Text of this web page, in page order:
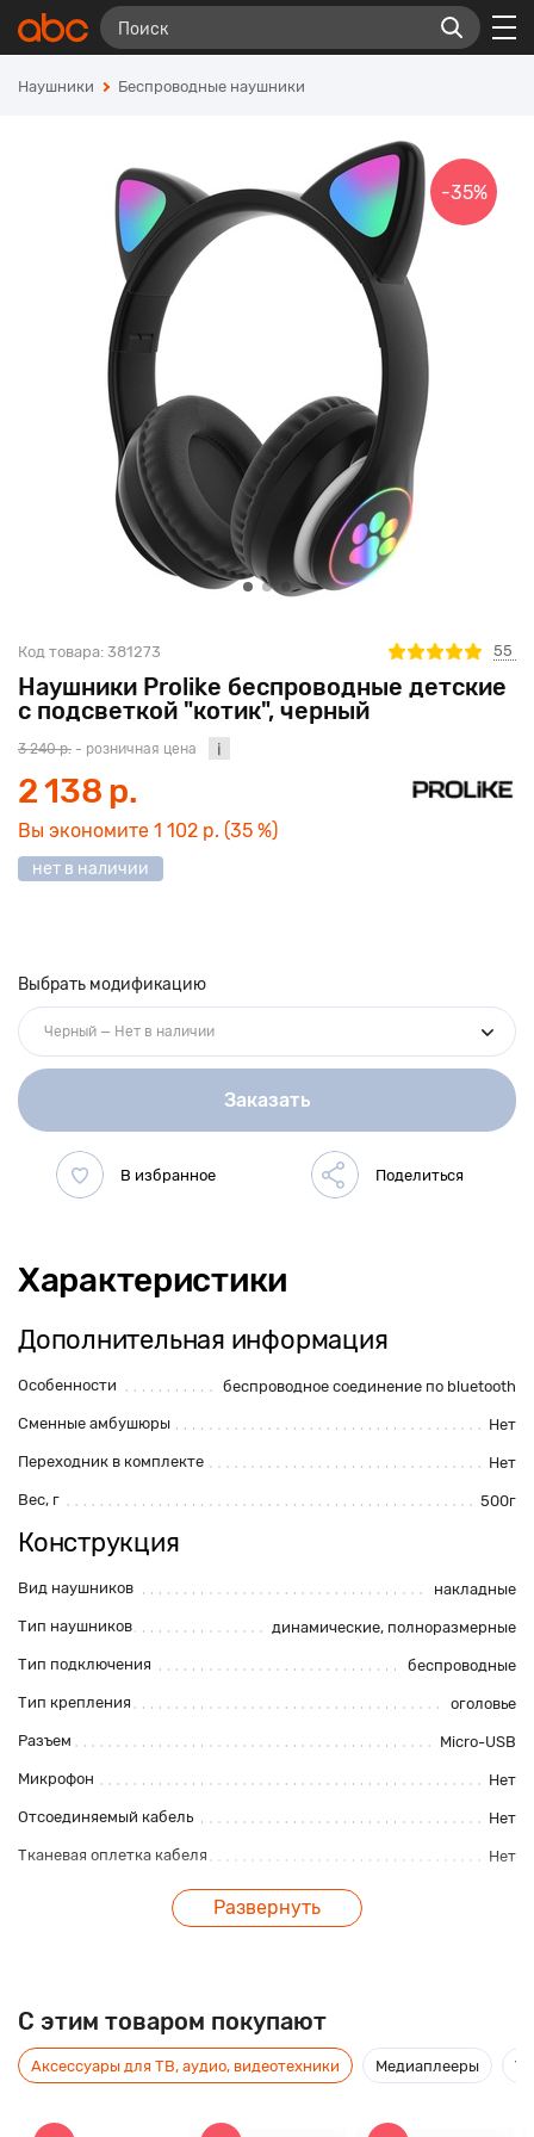
Наушники Беспроводные наушники
Наушники Prolike беспроводные детские
с подсветкой "котик", черный
Код товара: 381273 55
-35%
3 240 р. - розничная цена
2 138 р.
Вы экономите 1 102 р. (35 %)
нет в наличии
Выбрать модификацию
Черный — Нет в наличии
Заказать
Характеристики
Дополнительная информация
Особенности беспроводное соединение по bluetooth
Сменные амбушюры Нет
Переходник в комплекте Нет
Вес, г 500г
Конструкция
Вид наушников накладные
Тип наушников динамические, полноразмерные
Тип подключения беспроводные
Тип крепления оголовье
Разъем Micro-USB
Микрофон Нет
Отсоединяемый кабель Нет
Тканевая оплетка кабеля Нет
Основные характеристики
Импеданс, Ом 32Ом
Развернуть
C этим товаром покупают
Аксессуары для ТВ, аудио, видеотехники Медиаплееры